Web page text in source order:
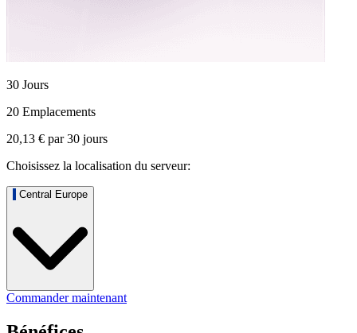
30 Jours
20 Emplacements
20,13 € par30 jours
Choisissez la localisation du serveur:
Central Europe
Commander maintenant